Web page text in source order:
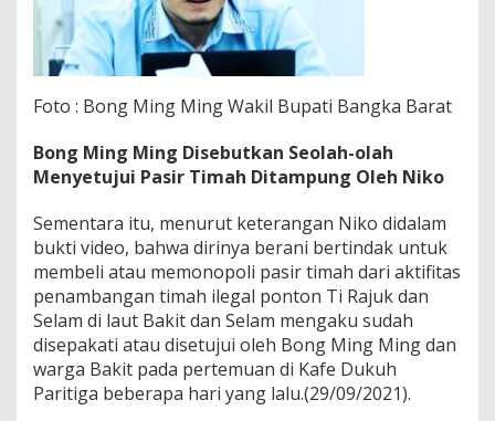
Foto : Bong Ming Ming Wakil Bupati Bangka Barat
Bong Ming Ming Disebutkan Seolah-olah
Menyetujui Pasir Timah Ditampung Oleh Niko
Sementara itu, menurut keterangan Niko didalam
bukti video, bahwa dirinya berani bertindak untuk
membeli atau memonopoli pasir timah dari aktifitas
penambangan timah ilegal ponton Ti Rajuk dan
Selam di laut Bakit dan Selam mengaku sudah
disepakati atau disetujui oleh Bong Ming Ming dan
warga Bakit pada pertemuan di Kafe Dukuh
Paritiga beberapa hari yang lalu.(29/09/2021).